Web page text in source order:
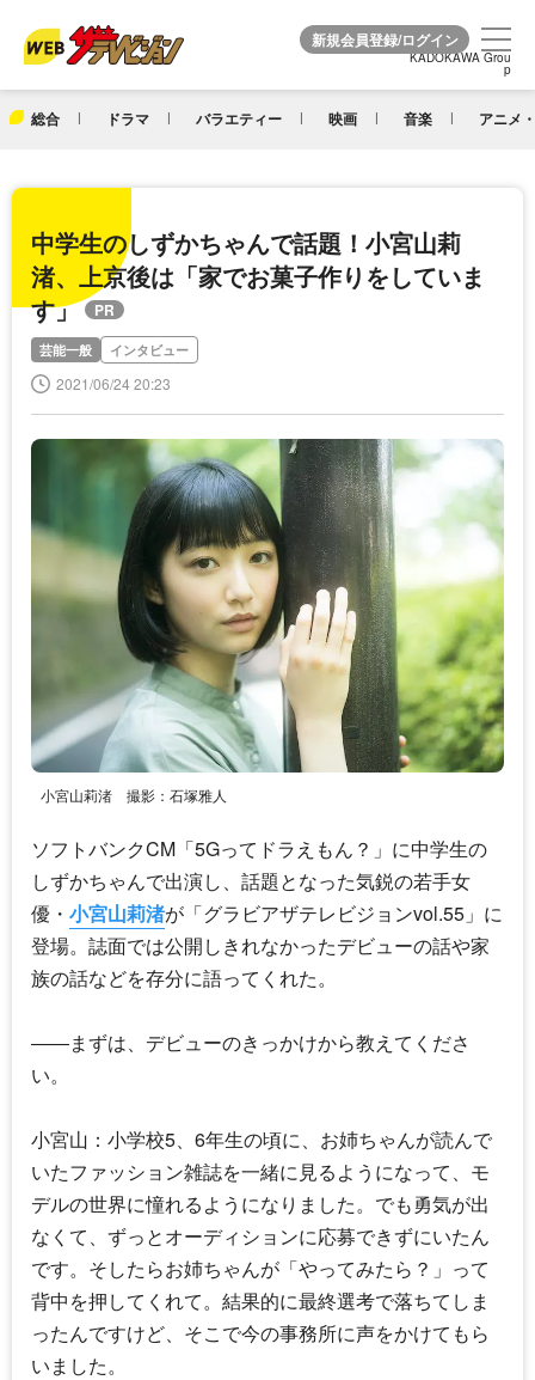
KADOKAWA Grou
p
総合 ドラマ バラエティー 映画 音楽 アニメ
KADOKAWA Grou
p
中学生のしずかちゃんで話題！小宮山莉
渚、上京後は「家でお菓子作りをしていま
す」
芸能一般 インタビュー
2021/06/24 20:23
小宮山莉渚 撮影：石塚雅人
ソフトバンクCM「5Gってドラえもん？」に中学生の
しずかちゃんで出演し、話題となった気鋭の若手女
優・ 小宮山莉渚が「グラビアザテレビジョンvol.55」に
登場。誌面では公開しきれなかったデビューの話や家
族の話などを存分に語ってくれた。
――まずは、デビューのきっかけから教えてくださ
い。
小宮山：小学校5、6年生の頃に、お姉ちゃんが読んで
いたファッション雑誌を一緒に見るようになって、モ
デルの世界に憧れるようになりました。でも勇気が出
なくて、ずっとオーディションに応募できずにいたん
です。そしたらお姉ちゃんが「やってみたら？」って
背中を押してくれて。結果的に最終選考で落ちてしま
ったんですけど、そこで今の事務所に声をかけてもら
いました。